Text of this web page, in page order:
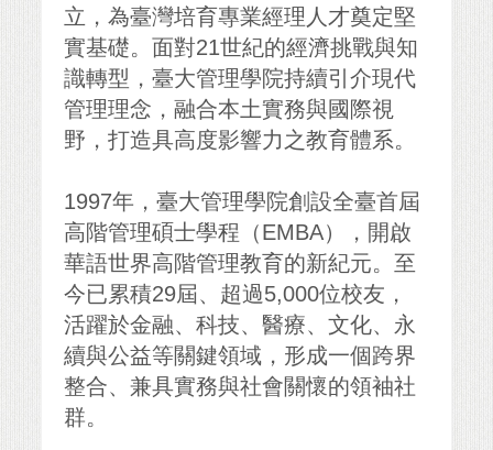
立，為臺灣培育專業經理人才奠定堅
實基礎。面對21世紀的經濟挑戰與知
識轉型，臺大管理學院持續引介現代
管理理念，融合本土實務與國際視
野，打造具高度影響力之教育體系。
1997年，臺大管理學院創設全臺首屆
高階管理碩士學程（EMBA），開啟
華語世界高階管理教育的新紀元。至
今已累積29屆、超過5,000位校友，
活躍於金融、科技、醫療、文化、永
續與公益等關鍵領域，形成一個跨界
整合、兼具實務與社會關懷的領袖社
群。